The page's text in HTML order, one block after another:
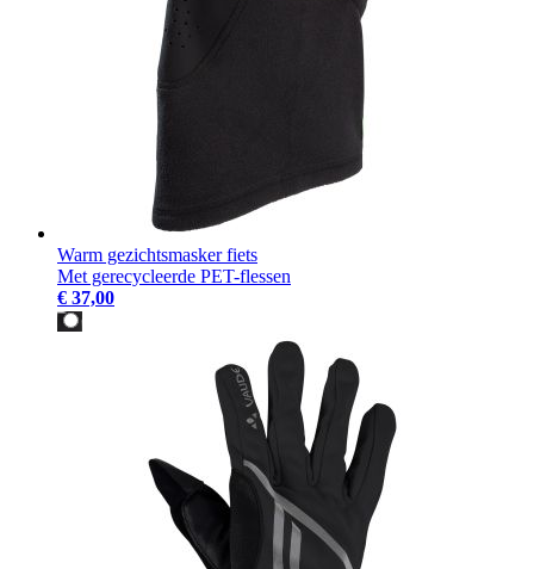
Warm gezichtsmasker fiets
Met gerecycleerde PET-flessen
€ 37,00